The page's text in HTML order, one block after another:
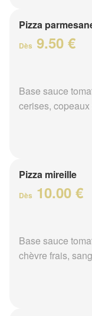
Pizza
Dès 9.50 €
Base sauce
cerises,
Pizza mireille
Dès 10.00 €
Base sauce
chèvre frais,